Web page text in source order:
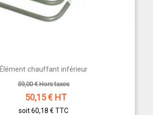
Élément chauffant inférieur
59,00 € Hors taxes
50,15€ HT
soit 60,18 € TTC